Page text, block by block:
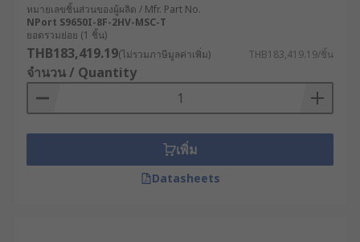
หมายเลขชิ้นส่วนของผู้ผลิต / Mfr. Part No.
NPort S9650I-8F-2HV-MSC-T
ยอดรวมย่อย (1 ชิ้น)
THB183,419.19(ไม่รวมภาษีมูลค่าเพิ่ม) THB183,419.19/ชิ้น
จำนวน / Quantity
เพิ่ม
Datasheets